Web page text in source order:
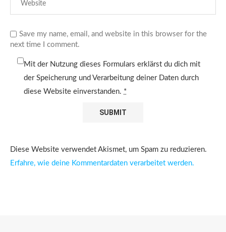
Save my name, email, and website in this browser for the
next time I comment.
Mit der Nutzung dieses Formulars erklärst du dich mit
der Speicherung und Verarbeitung deiner Daten durch
diese Website einverstanden. *
Diese Website verwendet Akismet, um Spam zu reduzieren.
Erfahre, wie deine Kommentardaten verarbeitet werden.